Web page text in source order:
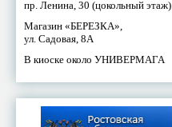
пр. Ленина, 30 (цокольный этаж)
Магазин «БЕРЕЗКА»,
ул. Садовая, 8А
В киоске около УНИВЕРМАГА